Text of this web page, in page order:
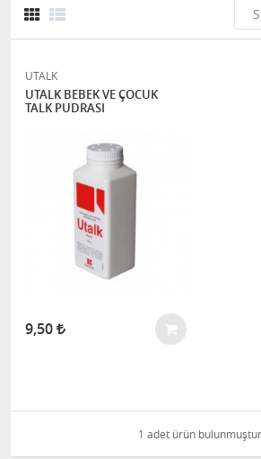
UTALK
UTALK BEBEK VE ÇOCUK
TALK PUDRASI
9,50
1 adet ürün bulunmuştur.